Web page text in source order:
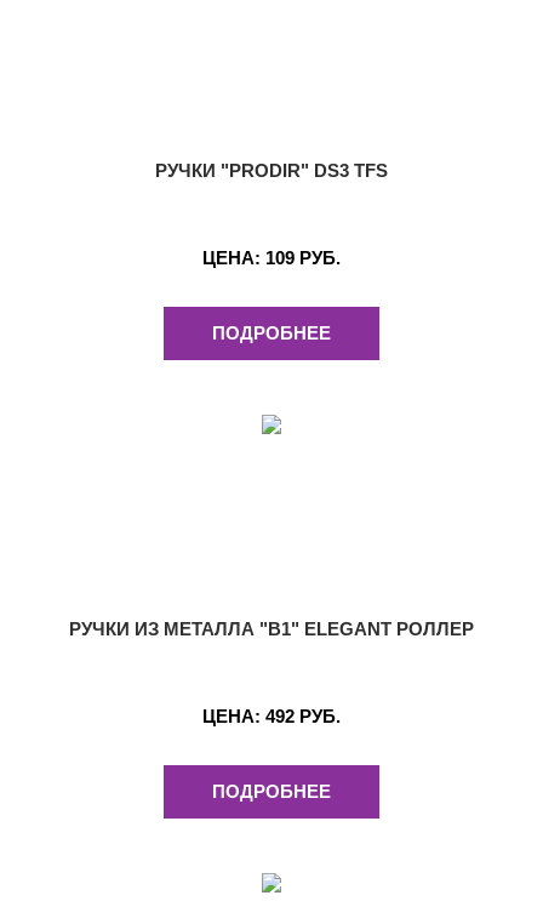
РУЧКИ "PRODIR" DS3 TFS
ЦЕНА: 109 РУБ.
ПОДРОБНЕЕ
РУЧКИ ИЗ МЕТАЛЛА "B1" ELEGANT РОЛЛЕР
ЦЕНА: 492 РУБ.
ПОДРОБНЕЕ